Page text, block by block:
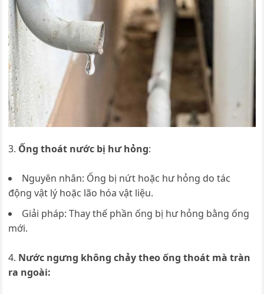
Ống thoát nước bị hư hỏng:
Nguyên nhân: Ống bị nứt hoặc hư hỏng do tác
động vật lý hoặc lão hóa vật liệu.
Giải pháp: Thay thế phần ống bị hư hỏng bằng ống
mới.
Nước ngưng không chảy theo ống thoát mà tràn
ra ngoài: